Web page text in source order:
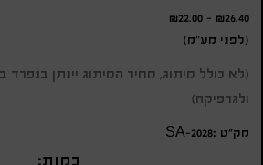
₪26.40
-
₪22.00
(לפני מע"מ)
(לא כולל מיתוג, מחיר המיתוג יינתן
ולגרפיקה)
מק״ט :SA-2028
כמות: